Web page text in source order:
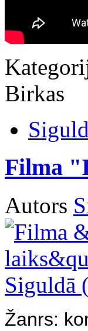
Birkas
Filma
Autors
Žanrs: